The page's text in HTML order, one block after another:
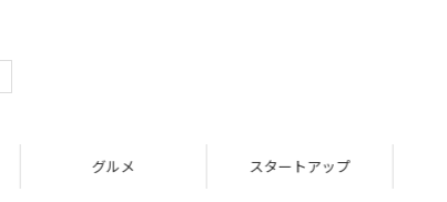
グルメ スタートアップ